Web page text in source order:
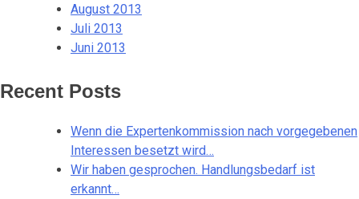
August 2013
Juli 2013
Juni 2013
Recent Posts
Wenn die Expertenkommission nach vorgegebenen
Interessen besetzt wird…
Wir haben gesprochen. Handlungsbedarf ist
erkannt…